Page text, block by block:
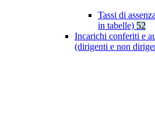
Tassi di
in tabelle) 52
Incarichi conferiti e
(dirigenti e non